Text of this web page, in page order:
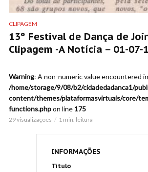
CLIPAGEM
13º Festival de Dança de
Clipagem -A Notícia – 01-07-
Warning: A non-numeric value encountered in
/home/storage/9/08/b2/cidadedadanca1/
content/themes/plataformasvirtuais/core/
functions.phpon line 175
29 visualizações 1 min. leitura
INFORMAÇÕES
Título